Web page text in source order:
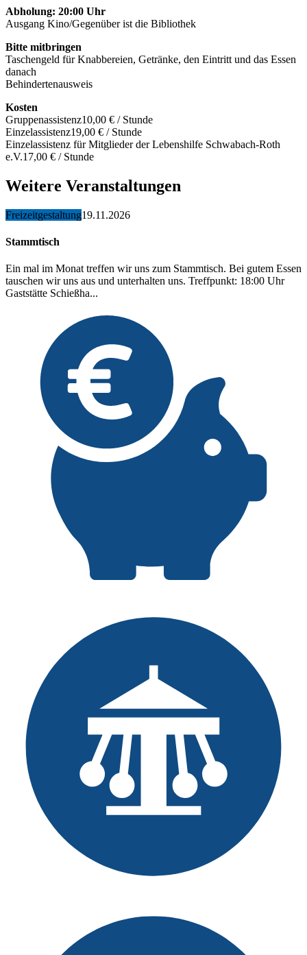
Abholung: 20:00 Uhr
Ausgang Kino/Gegenüber ist die Bibliothek
Bitte mitbringen
Taschengeld für Knabbereien, Getränke, den Eintritt und das Essen
danach
Behindertenausweis
Kosten
Gruppenassistenz10,00 € / Stunde
Einzelassistenz19,00 € / Stunde
Einzelassistenz für Mitglieder der Lebenshilfe Schwabach-Roth
e.V.17,00 € / Stunde
Weitere Veranstaltungen
Freizeitgestaltung19.11.2026
Stammtisch
Ein mal im Monat treffen wir uns zum Stammtisch. Bei gutem Essen
tauschen wir uns aus und unterhalten uns. Treffpunkt: 18:00 Uhr
Gaststätte Schießha...